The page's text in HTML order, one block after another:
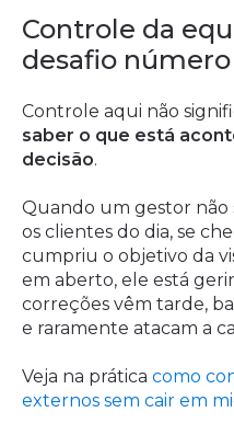
Controle da
desafio
Controle aqui não
saber o que está
decisão.
Quando um gestor não
os clientes do dia, se
cumpriu o objetivo da
em aberto, ele está
correções vêm tarde,
e raramente atacam a
Veja na prática como
externos sem cair em